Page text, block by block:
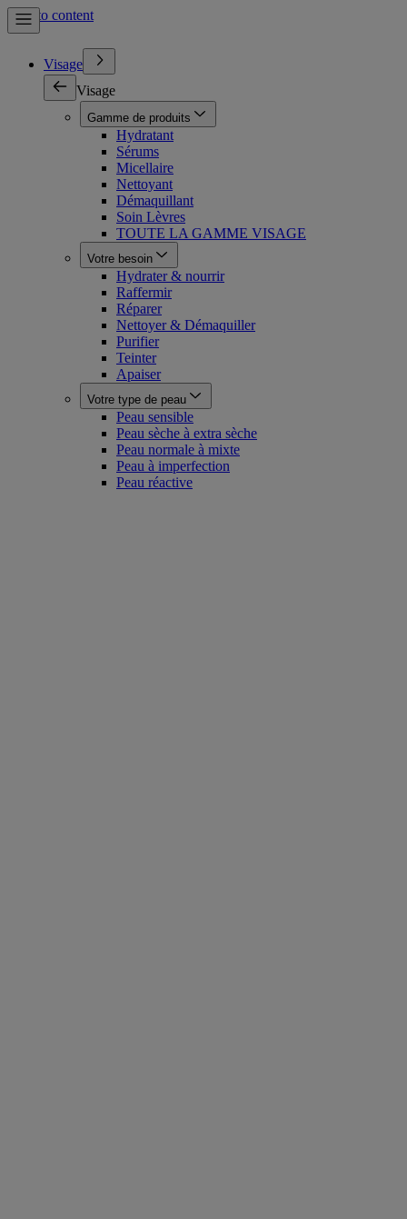
Skip to content
Visage
Visage
Gamme de produits
Hydratant
Sérums
Micellaire
Nettoyant
Démaquillant
Soin Lèvres
TOUTE LA GAMME VISAGE
Votre besoin
Hydrater & nourrir
Raffermir
Réparer
Nettoyer & Démaquiller
Purifier
Teinter
Apaiser
Votre type de peau
Peau sensible
Peau sèche à extra sèche
Peau normale à mixte
Peau à imperfection
Peau réactive